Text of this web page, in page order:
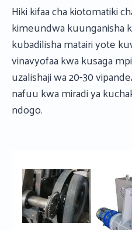
Hiki kifaa cha kiotomatiki
kimeundwa kuunganisha
kubadilisha matairi yote
vinavyofaa kwa kusaga
uzalishaji wa 20-30
nafuu kwa miradi ya
ndogo.